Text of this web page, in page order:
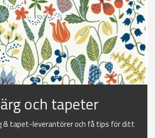
och tapeter
& tapet-leverantörer och få tips för ditt